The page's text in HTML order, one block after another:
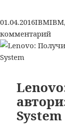
Опубликовано
01.04.2016Рубрики
IBMIBM,
комментарийк
IBM